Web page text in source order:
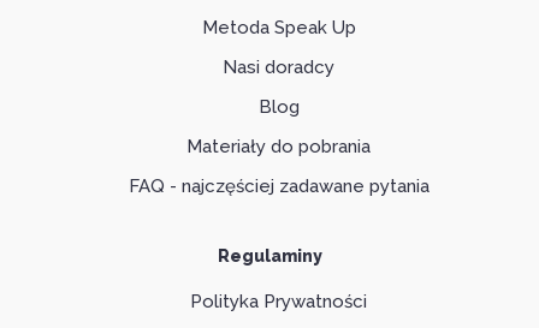
Metoda Speak Up
Nasi doradcy
Blog
Materiały do pobrania
FAQ - najczęściej zadawane pytania
Regulaminy
Polityka Prywatności